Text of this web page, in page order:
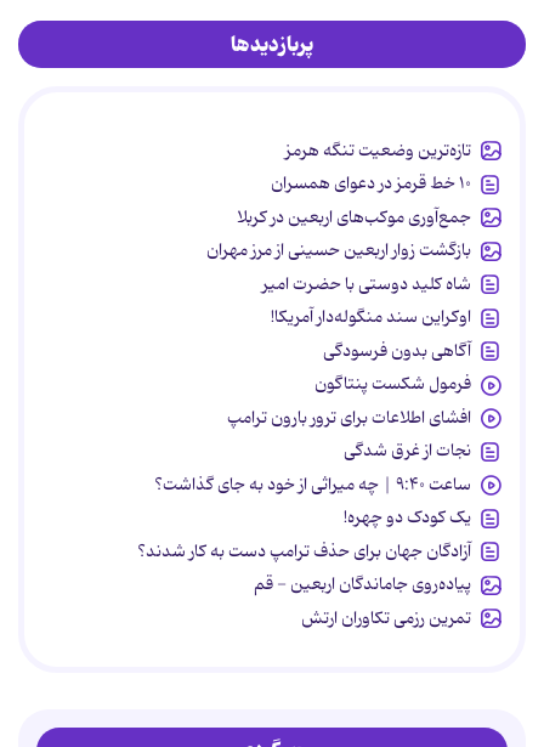
پربازدیدها
تازه‌ترین وضعیت تنگه هرمز
۱۰ خط قرمز در دعوای همسران
جمع‌آوری موکب‌های اربعین در کربلا
بازگشت زوار اربعین حسینی از مرز مهران
شاه کلید دوستی با حضرت امیر
اوکراین سند منگوله‌دار آمریکا!
آگاهی بدون فرسودگی
فرمول شکست پنتاگون
افشای اطلاعات برای ترور بارون ترامپ
نجات از غرق شدگی
ساعت ۹:۴۰ | چه میراثی از خود به جای گذاشت؟
یک کودک دو چهره!
آزادگان جهان برای حذف ترامپ دست به کار شدند؟
پیاده‌روی جاماندگان اربعین - قم
تمرین رزمی تکاوران ارتش